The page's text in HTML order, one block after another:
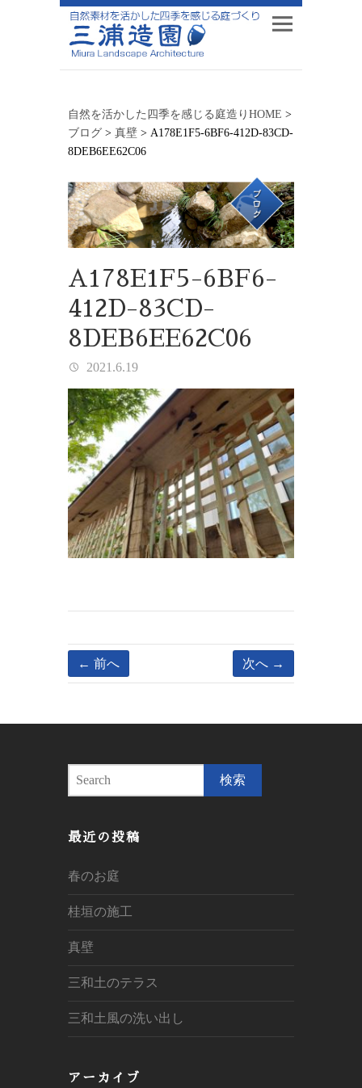
自然を活かした四季を感じる庭造りHOME >
ブログ > 真壁 > A178E1F5-6BF6-412D-83CD-
8DEB6EE62C06
A178E1F5-6BF6-
412D-83CD-
8DEB6EE62C06
2021.6.19
← 前へ 次へ →
e
r
最近の投稿
春のお庭
桂垣の施工
真壁
三和土のテラス
三和土風の洗い出し
アーカイブ